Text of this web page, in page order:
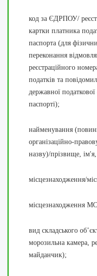
код за ЄДРПОУ/
картки платника
паспорта (для
переконання
реєстраційного
податків та
державної
паспорті);
найменування
організаційно-
назву)/прізвище, ім'я,
місцезнаходження/
місцезнаходження
вид складського
морозильна камера,
майданчик);